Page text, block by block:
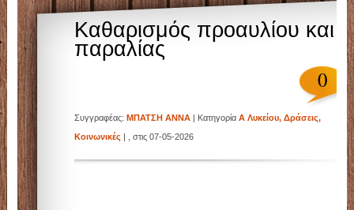
Καθαρισμός προαυλίου και
παραλίας
0
Συγγραφέας:ΜΠΑΤΣΗ ΑΝΝΑ | ΚατηγορίαΑ Λυκείου,Δράσεις,
Κοινωνικές | , στις 07-05-2026